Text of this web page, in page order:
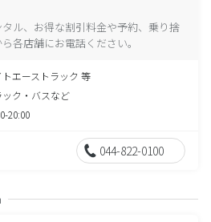
ル、お得な割引料金や予約、乗り捨
各店舗にお電話ください。
トエーストラック 等
ック・バスなど
20:00
044-822-0100